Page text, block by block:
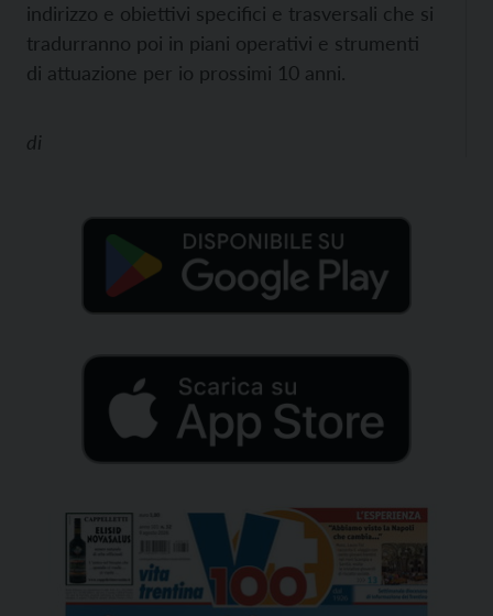
indirizzo e obiettivi specifici e trasversali che si
tradurranno poi in piani operativi e strumenti
di attuazione per io prossimi 10 anni.
di